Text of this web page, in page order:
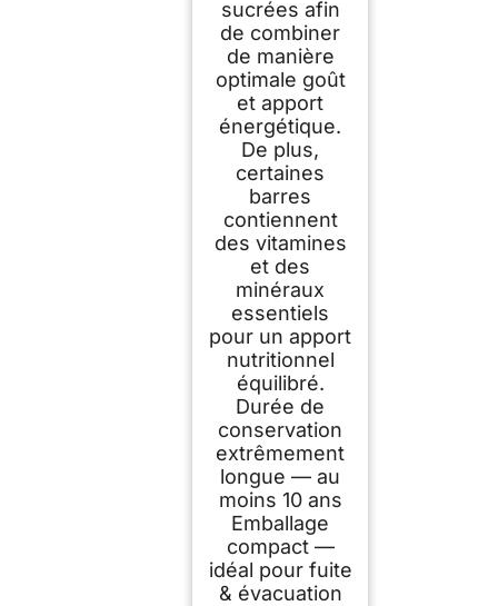
sucrées afin
de combiner
de manière
optimale goût
et apport
énergétique.
De plus,
certaines
barres
contiennent
des vitamines
et des
minéraux
essentiels
pour un apport
nutritionnel
équilibré.
Durée de
conservation
extrêmement
longue — au
moins 10 ans
Emballage
compact —
idéal pour fuite
& évacuation